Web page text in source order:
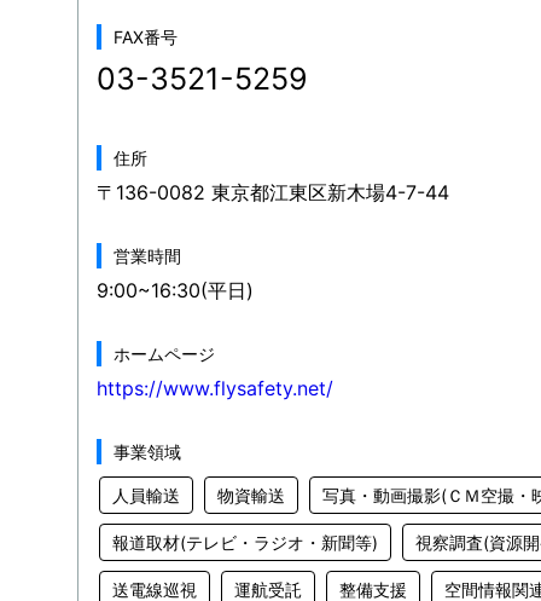
FAX番号
03-3521-5259
住所
〒136-0082 東京都江東区新木場4-7-44
営業時間
9:00~16:30(平日)
ホームページ
https://www.flysafety.net/
事業領域
人員輸送 物資輸送 写真・動画撮影(ＣＭ空撮・
報道取材(テレビ・ラジオ・新聞等) 視察調査(資源
送電線巡視 運航受託 整備支援 空間情報関